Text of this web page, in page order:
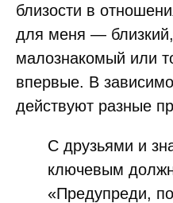
близости в
для меня —
малознакомый или
впервые. В
действуют разные
С друзьями и
ключевым
«Предупреди,